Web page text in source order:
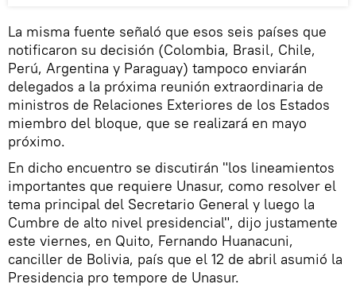
La misma fuente señaló que esos seis países que
notificaron su decisión (Colombia, Brasil, Chile,
Perú, Argentina y Paraguay) tampoco enviarán
delegados a la próxima reunión extraordinaria de
ministros de Relaciones Exteriores de los Estados
miembro del bloque, que se realizará en mayo
próximo.
En dicho encuentro se discutirán "los lineamientos
importantes que requiere Unasur, como resolver el
tema principal del Secretario General y luego la
Cumbre de alto nivel presidencial", dijo justamente
este viernes, en Quito, Fernando Huanacuni,
canciller de Bolivia, país que el 12 de abril asumió la
Presidencia pro tempore de Unasur.